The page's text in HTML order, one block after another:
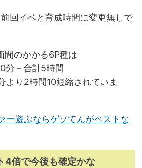
回イベと育成時間に変更無しで
間のかかる6P種は
分－合計5時間
より2時間10短縮されていま
ー遊ぶならゲソてんがベストな
4倍で今後も確定かな